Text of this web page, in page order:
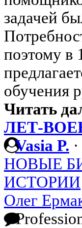
задачей
поэтому в
обучения
Читать
ЛЕТ-
Vasia P. ·
НОВЫЕ
ИСТОРИИ
Олег